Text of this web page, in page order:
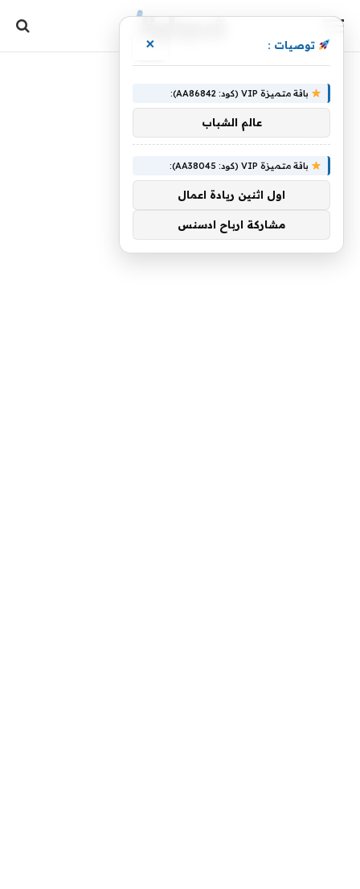
توصيات : ×
باقة متميزة VIP (كود: AA86842):
عالم الشباب
باقة متميزة VIP (كود: AA38045):
اول اثنين ريادة اعمال
مشاركة ارباح ادسنس